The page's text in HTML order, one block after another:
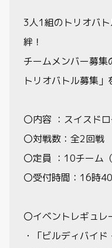
3人1組のトリオバ
絆！
チームメンバー募
トリオバトル募集」
〇内容 ：スイスド
〇対戦数：全2回戦
〇定員 ：10チーム
〇受付時間：16時
〇イベントレギュレ
・「ビルディバイ